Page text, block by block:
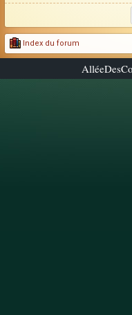
Index du forum